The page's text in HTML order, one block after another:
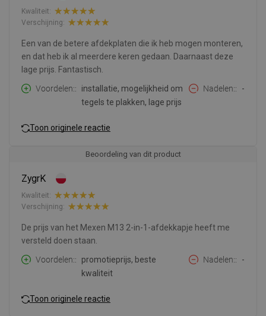
Kwaliteit:
Verschijning:
Een van de betere afdekplaten die ik heb mogen monteren,
en dat heb ik al meerdere keren gedaan. Daarnaast deze
lage prijs. Fantastisch.
Voordelen:
installatie, mogelijkheid om
tegels te plakken, lage prijs
Nadelen: -
Toon originele reactie
Beoordeling van dit product
ZygrK
Kwaliteit:
Verschijning:
De prijs van het Mexen M13 2-in-1-afdekkapje heeft me
versteld doen staan.
Voordelen:
promotieprijs, beste
kwaliteit
Nadelen: -
Toon originele reactie